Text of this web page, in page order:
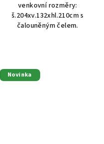
venkovní rozměry:
š.204xv.132xhl.210cm s
čalouněným čelem.
Novinka